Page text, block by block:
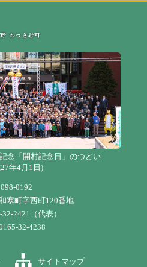
念「開村記念日」のつどい
年4月1日)
0192
寒町字西町120番地
2421（代表）
32-4238
サイトマップ